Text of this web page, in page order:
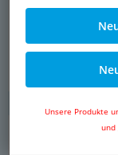
Unsere Produkte
und